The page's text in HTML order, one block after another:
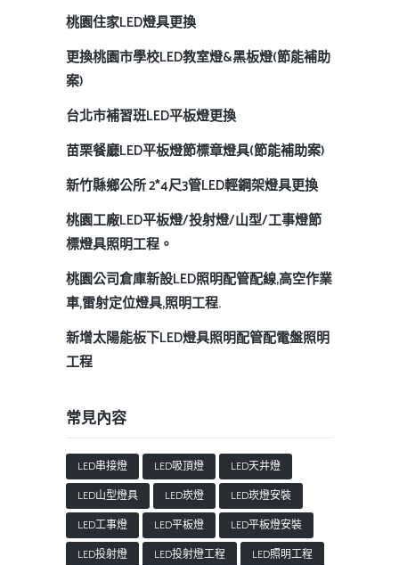
桃園住家LED燈具更換
更換桃園市學校LED教室燈&黑板燈(節能補助
案)
台北市補習班LED平板燈更換
苗栗餐廳LED平板燈節標章燈具(節能補助案)
新竹縣鄉公所 2*4尺3管LED輕鋼架燈具更換
桃園工廠LED平板燈/投射燈/山型/工事燈節
標燈具照明工程。
桃園公司倉庫新設LED照明配管配線,高空作業
車,雷射定位燈具,照明工程.
新增太陽能板下LED燈具照明配管配電盤照明
工程
常見內容
LED串接燈 LED吸頂燈
LED天井燈
LED山型燈具
LED崁燈
LED崁燈安裝
LED工事燈
LED平板燈
LED平板燈安裝
LED投射燈
LED投射燈工程
LED照明工程